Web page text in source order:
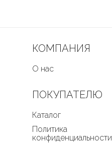
КОМПАНИЯ
О нас
ПОКУПАТЕЛЮ
Каталог
Политика
конфиденциальности